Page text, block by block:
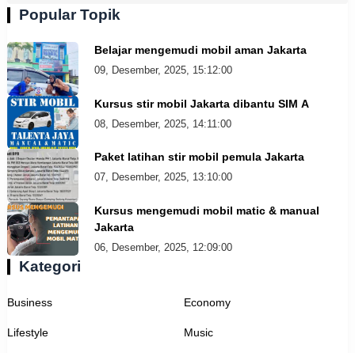
Popular Topik
Belajar mengemudi mobil aman Jakarta
09, Desember, 2025, 15:12:00
Kursus stir mobil Jakarta dibantu SIM A
08, Desember, 2025, 14:11:00
Paket latihan stir mobil pemula Jakarta
07, Desember, 2025, 13:10:00
Kursus mengemudi mobil matic & manual
Jakarta
06, Desember, 2025, 12:09:00
Kategori
Business Economy
Lifestyle Music